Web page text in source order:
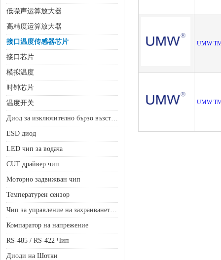
低噪声运算放大器
高精度运算放大器
接口温度传感器芯片
接口芯片
模拟温度
时钟芯片
温度开关
Диод за изключително бързо възстановяване
ESD диод
LED чип за водача
CUT драйвер чип
Моторно задвижван чип
Температурен сензор
Чип за управление на захранването на батерията
Компаратор на напрежение
RS-485 / RS-422 Чип
Диоди на Шотки
UMW
UMW